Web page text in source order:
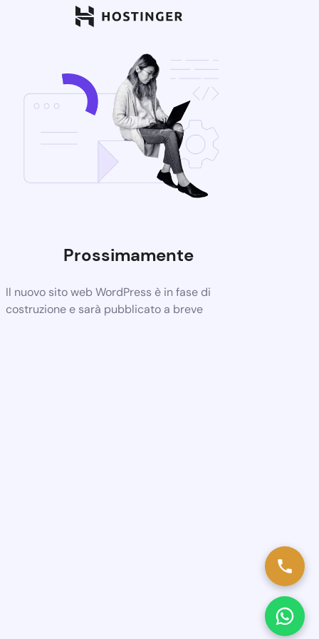
Prossimamente
Il nuovo sito web WordPress è in fase di
costruzione e sarà pubblicato a breve